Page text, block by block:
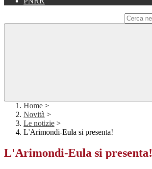
Home >
Novità >
Le notizie >
L'Arimondi-Eula si presenta!
L'Arimondi-Eula si presenta!